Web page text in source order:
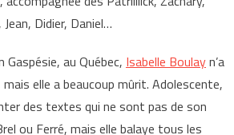
Didier, Daniel…
au Québec, Isabelle Boulayn’a
elle a beaucoup mûrit. Adolescente,
des textes qui ne sont pas de son
ou Ferré, mais elle balaye tous les